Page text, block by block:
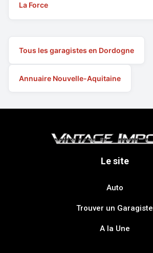
La Force
Tous les garagistes en Dordogne
Annuaire Nouvelle-Aquitaine
Le site
Auto
Trouver un Garagiste
A la Une